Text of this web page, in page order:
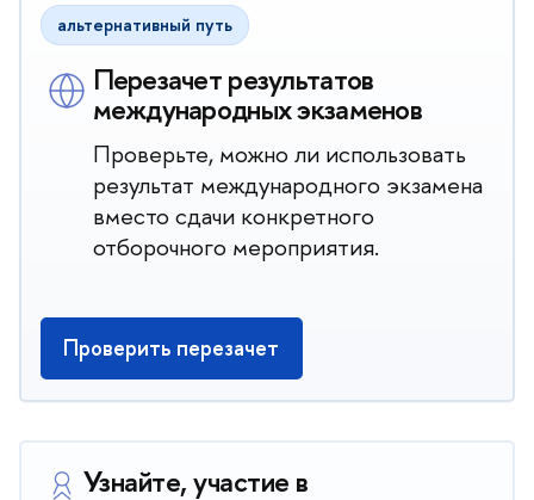
альтернативный путь
Перезачет результатов
международных экзаменов
Проверьте, можно ли использовать
результат международного экзамена
вместо сдачи конкретного
отборочного мероприятия.
Проверить перезачет
Узнайте, участие в